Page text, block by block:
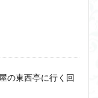
の東西亭に行く回